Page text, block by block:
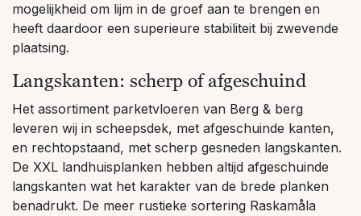
mogelijkheid om lijm in de groef aan te brengen en
heeft daardoor een superieure stabiliteit bij zwevende
plaatsing.
Langskanten: scherp of afgeschuind
Het assortiment parketvloeren van Berg & berg
leveren wij in scheepsdek, met afgeschuinde kanten,
en rechtopstaand, met scherp gesneden langskanten.
De XXL landhuisplanken hebben altijd afgeschuinde
langskanten wat het karakter van de brede planken
benadrukt. De meer rustieke sortering Raskamåla